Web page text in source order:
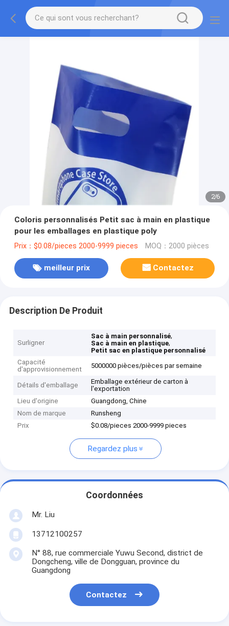
2/6
Coloris personnalisés Petit sac à main en plastique
pour les emballages en plastique poly
Prix：$0.08/pieces 2000-9999 pieces MOQ：2000 pièces
meilleur prix Contactez
Description De Produit
Surligner
Sac à main personnalisé,
Sac à main en plastique,
Petit sac en plastique personnalisé
Capacité
d'approvisionnement
5000000 pièces/pièces par semaine
Détails d'emballage
Emballage extérieur de carton à
l'exportation
Lieu d'origine
Guangdong, Chine
Nom de marque
Runsheng
Prix
$0.08/pieces 2000-9999 pieces
Regardez plus
Coordonnées
Mr. Liu
13712100257
N° 88, rue commerciale Yuwu Second, district de
Dongcheng, ville de Dongguan, province du
Guangdong
Contactez